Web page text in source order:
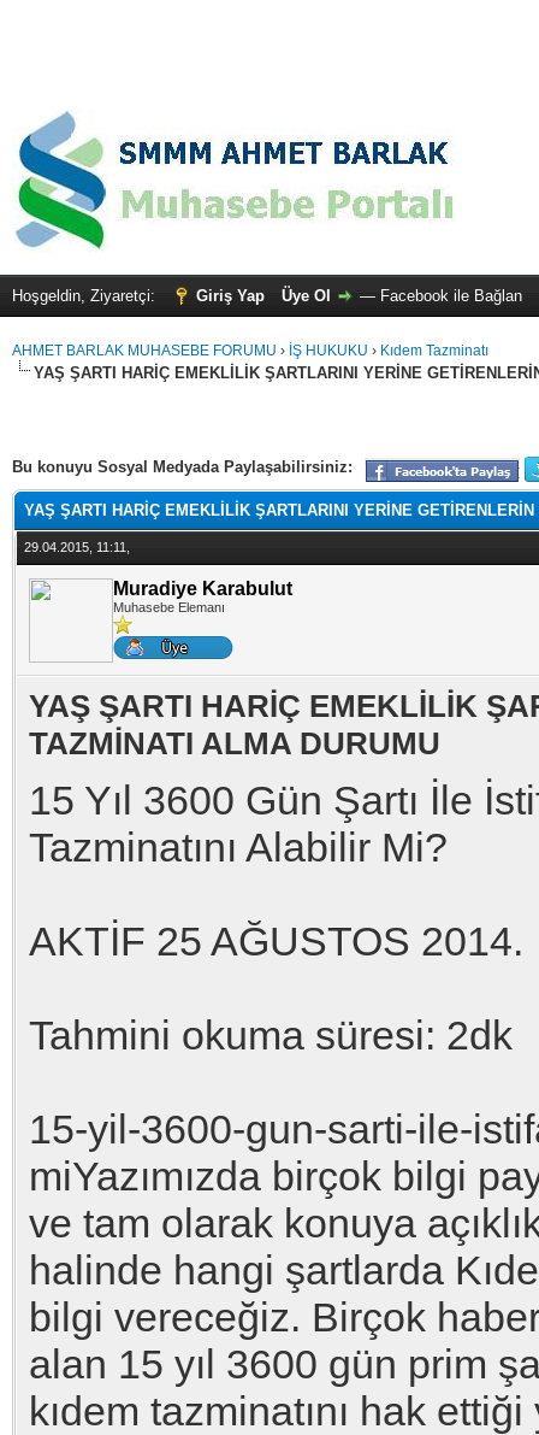
Hoşgeldin, Ziyaretçi: Giriş Yap Üye Ol — Facebook ile Bağlan
AHMET BARLAK MUHASEBE FORUMU › İŞ HUKUKU › Kıdem Tazminatı
YAŞ ŞARTI HARİÇ EMEKLİLİK ŞARTLARINI YERİNE
Bu konuyu Sosyal Medyada Paylaşabilirsiniz:
YAŞ ŞARTI HARİÇ EMEKLİLİK ŞARTLARINI YERİNE
29.04.2015, 11:11,
Muradiye Karabulut
Muhasebe Elemanı
YAŞ ŞARTI HARİÇ EMEKLİLİK
TAZMİNATI ALMA DURUMU
15 Yıl 3600 Gün Şartı İle
Tazminatını Alabilir Mi?
AKTİF 25 AĞUSTOS 2014.
Tahmini okuma süresi: 2dk
15-yil-3600-gun-sarti-ile-
miYazımızda birçok bilgi
ve tam olarak konuya
halinde hangi şartlarda
bilgi vereceğiz. Birçok
alan 15 yıl 3600 gün prim
kıdem tazminatını hak